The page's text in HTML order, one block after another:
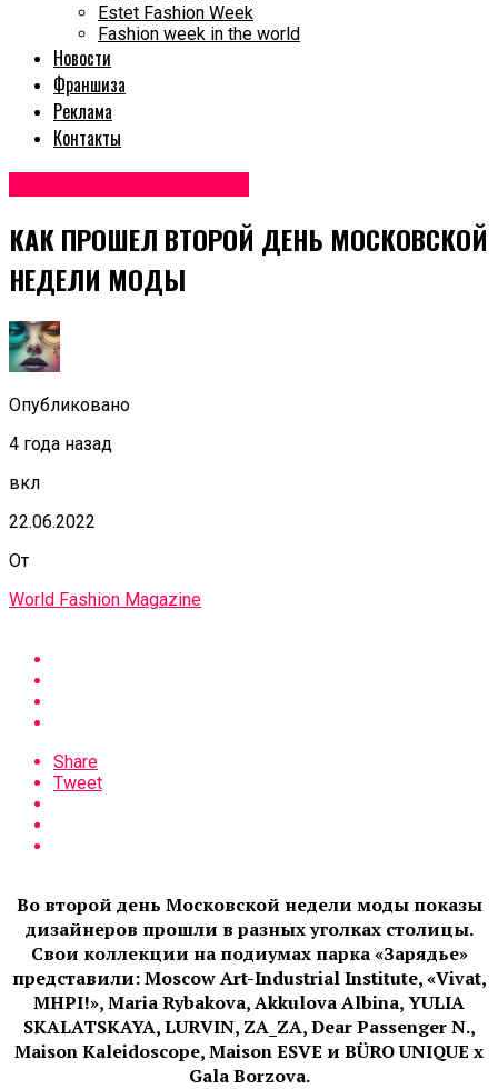
Estet Fashion Week
Fashion week in the world
Новости
Франшиза
Реклама
Контакты
КАК ПРОШЕЛ ВТОРОЙ ДЕНЬ МОСКОВСКОЙ
НЕДЕЛИ МОДЫ
Опубликовано
4 года назад
вкл
22.06.2022
От
World Fashion Magazine
Share
Tweet
Во второй день Московской недели моды показы
дизайнеров прошли в разных уголках столицы.
Свои коллекции на подиумах парка «Зарядье»
представили: Moscow Art-Industrial Institute, «Vivat,
MHPI!»,MariaRybakova,AkkulovaAlbina, YULIA
SKALATSKAYA, LURVIN, ZA_ZA,Dear PassengerN.,
MaisonKaleidoscope,MaisonESVE и BÜRO UNIQUE x
GalaBorzova.